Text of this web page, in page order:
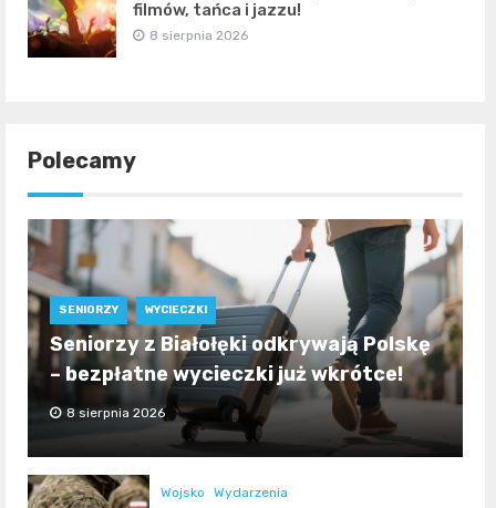
filmów, tańca i jazzu!
8 sierpnia 2026
Polecamy
SENIORZY WYCIECZKI
Seniorzy z Białołęki odkrywają Polskę
– bezpłatne wycieczki już wkrótce!
8 sierpnia 2026
Wojsko Wydarzenia